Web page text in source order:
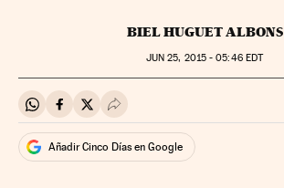
BIEL HUGUET ALBONS
JUN 25, 2015 - 05:46EDT
Compartir en Whatsapp
Compartir en Facebook
Compartir en Twitter
Desplegar Redes Sociales
Añadir Cinco Días en Google